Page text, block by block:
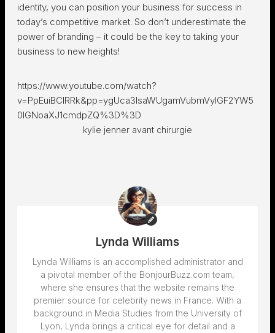
identity, you can position your business for success in
today’s competitive market. So don’t underestimate the
power of branding – it could be the key to taking your
business to new heights!
https://www.youtube.com/watch?
v=PpEuiBCIRRk&pp=ygUca3lsaWUgamVubmVyIGF2YW5
0IGNoaXJ1cmdpZQ%3D%3D
kylie jenner avant chirurgie
Lynda Williams
Lynda Williams is an accomplished administrator and
a pivotal member of the BonjourBuzz.com team,
where she ensures that the website remains the
premier source for celebrity news in France. With a
background in Media Studies from the University of
Lyon, Lynda brings a critical eye for detail and a